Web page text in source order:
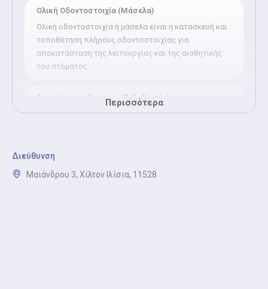
Διεύθυνση
Μαιάνδρου 3, Χίλτον Ιλίσια, 11528
Ολική Οδοντοστοιχία (Μάσελα)
Ολική οδοντοστοιχία ή μάσελα είναι η κατασκευή και
τοποθέτηση πλήρους οδοντοστοιχίας για
αποκατάσταση της λειτουργίας και της αισθητικής
του στόματος.
Απονεύρωση δοντιών (Ενδοδοντία)
Απονεύρωση ή ενδοδοντία είναι η θεραπεία
Προσθετική Οδοντιατρική (Γέφυρα Θήκη)
Περισσότερα